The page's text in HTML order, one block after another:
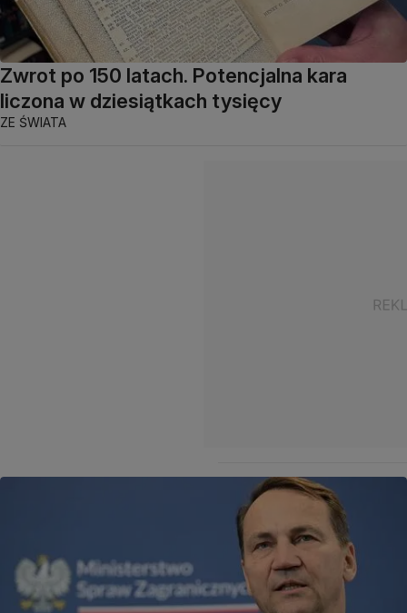
Zwrot po 150 latach. Potencjalna kara
liczona w dziesiątkach tysięcy
ZE ŚWIATA